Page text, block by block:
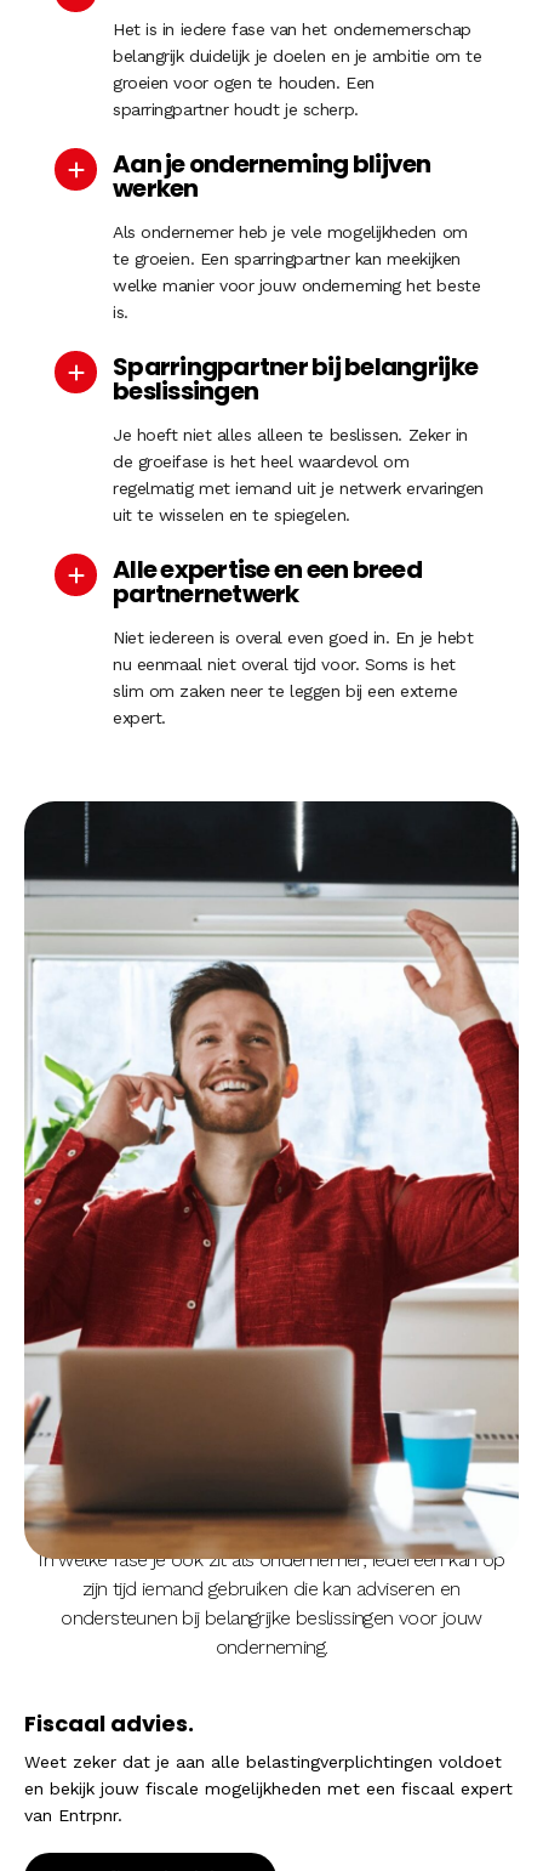
Het is in iedere fase van het ondernemerschap
belangrijk duidelijk je doelen en je ambitie om te
groeien voor ogen te houden. Een
sparringpartner houdt je scherp.
Aan je onderneming blijven
werken
Als ondernemer heb je vele mogelijkheden om
te groeien. Een sparringpartner kan meekijken
welke manier voor jouw onderneming het beste
is.
Sparringpartner bij belangrijke
beslissingen
Je hoeft niet alles alleen te beslissen. Zeker in
de groeifase is het heel waardevol om
regelmatig met iemand uit je netwerk ervaringen
uit te wisselen en te spiegelen.
Alle expertise en een breed
partnernetwerk
Niet iedereen is overal even goed in. En je hebt
nu eenmaal niet overal tijd voor. Soms is het
slim om zaken neer te leggen bij een externe
expert.
ONZEADVIESDIENSTEN.
In welke fase je ook zit als ondernemer, iedereen kan op
zijn tijd iemand gebruiken die kan adviseren en
ondersteunen bij belangrijke beslissingen voor jouw
onderneming.
Fiscaal advies.
Weet zeker dat je aan alle belastingverplichtingen voldoet
en bekijk jouw fiscale mogelijkheden met een fiscaal expert
van Entrpnr.